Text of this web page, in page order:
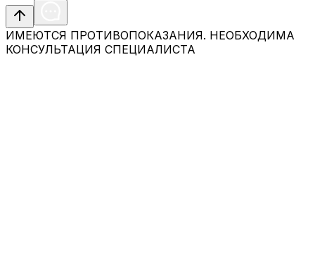
ИМЕЮТСЯ ПРОТИВОПОКАЗАНИЯ. НЕОБХОДИМА
КОНСУЛЬТАЦИЯ СПЕЦИАЛИСТА